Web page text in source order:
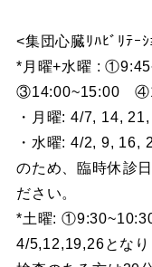
<集団心臓ﾘﾊﾋﾞﾘﾃｰｼ
*月曜+水曜 :
③14:00~15:00
・月曜: 4/7, 14,
・水曜: 4/2, 9, 16,
のため、臨時休診
ださい。
*土曜:
4/5,12,19,26となり